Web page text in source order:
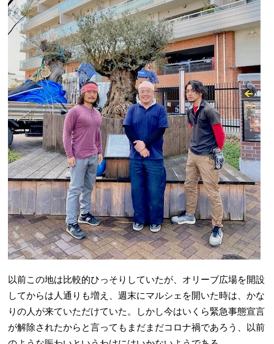
以前この地は比較的ひっそりしていたが、オリーブ広場を開設
してからは人通りも増え、週末にマルシェを開いた時は、かな
りの人が来ていただけていた。しかし今はいくら緊急事態宣言
が解除されたからと言ってもまだまだコロナ禍であろう、以前